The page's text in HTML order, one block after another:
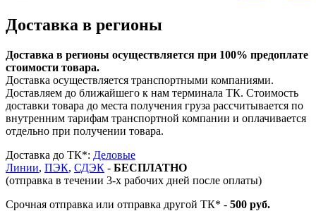
Доставка в регионы
Доставка в регионы осуществляется при 100% предоплате
стоимости товара.
Доставка осуществляется транспортными компаниями.
Доставляем до ближайшего к нам терминала ТК. Стоимость
доставки товара до места получения груза рассчитывается по
внутренним тарифам транспортной компании и оплачивается
отдельно при получении товара.
Доставка до ТК*: Деловые
Линии, ПЭК, СДЭК - БЕСПЛАТНО
(отправка в течении 3-х рабочих дней после оплаты)
Срочная отправка или отправка другой ТК* - 500 руб.